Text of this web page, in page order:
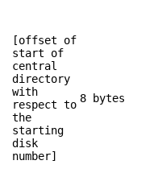
[offset of
start of
central
directory
with
respect to
the
starting
disk
number]
8 bytes